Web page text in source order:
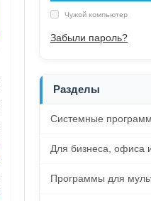
Чужой компьютер
Забыли пароль?
Разделы
Системные
Для бизнеса, офиса
Программы для